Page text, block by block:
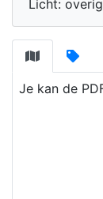
Licht:
Je kan de